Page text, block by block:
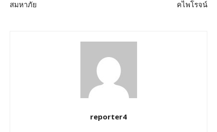
สมหาภัย
คไพโรจน์
reporter4